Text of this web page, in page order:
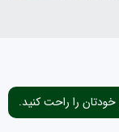
را راحت کنید.